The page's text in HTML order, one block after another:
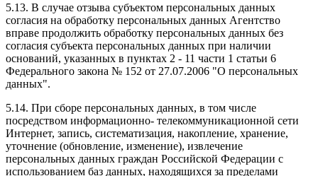
5.13. В случае отзыва субъектом персональных данных
согласия на обработку персональных данных Агентство
вправе продолжить обработку персональных данных без
согласия субъекта персональных данных при наличии
оснований, указанных в пунктах 2 - 11 части 1 статьи 6
Федерального закона № 152 от 27.07.2006 "О персональных
данных".
5.14. При сборе персональных данных, в том числе
посредством информационно- телекоммуникационной сети
Интернет, запись, систематизация, накопление, хранение,
уточнение (обновление, изменение), извлечение
персональных данных граждан Российской Федерации с
использованием баз данных, находящихся за пределами